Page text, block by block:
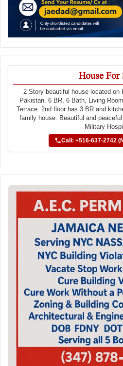
House For
2 Story beautiful house located on
Pakistan. 6 BR, 6 Bath, Living
Terrace. 2nd floor has 3 BR and
family house. Beautiful and
Military
Call: +516-637-2742